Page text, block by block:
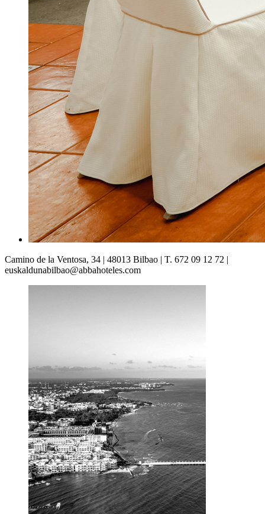
Camino de la Ventosa, 34 | 48013 Bilbao | T. 672 09 12 72 |
euskaldunabilbao@abbahoteles.com